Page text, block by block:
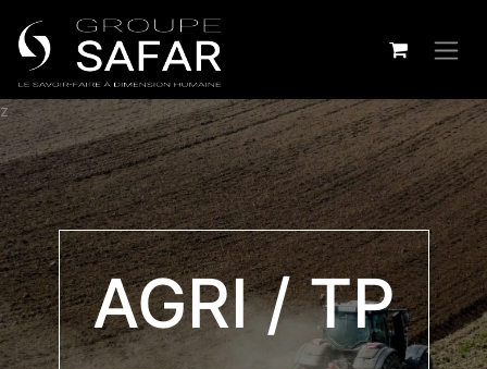
z
AGRI / TP